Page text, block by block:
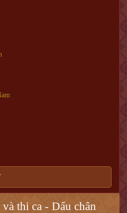
thi ca - Dấu chân